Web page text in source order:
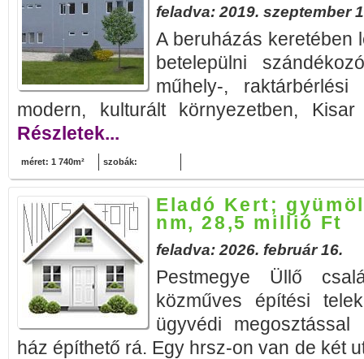
feladva: 2019. szeptember
A beruházás keretében
betelepülni
műhely-, raktárbérlési
modern, kulturált környezetben,
Részletek...
méret: 1 740m² szobák:
Eladó Kert;
nm, 28,5 millió Ft
feladva: 2026. február 16.
Pestmegye Üllő
közműves építési
ügyvédi
ház építhető rá. Egy hrsz-on van de két